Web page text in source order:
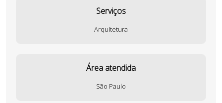
Serviços
Arquitetura
Área atendida
São Paulo